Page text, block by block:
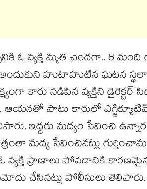
ఓ వ్యక్తి మృతి చెందగా.. 8
హుటాహుటిన ఘటన
కారు నడిపిన వ్యక్తిని
ఆయనతో పాటు కారులో
ఇద్దరు మద్యం సేవించి
మద్య సేవించినట్లు
వ్యక్తి ప్రాణాలు పోవడానికి కారణమైన
చేసినట్లు పోలీసులు తెలిపారు.